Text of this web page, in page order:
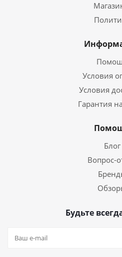
Условия
Условия
Гарантия
Блог
Вопрос-
Будьте